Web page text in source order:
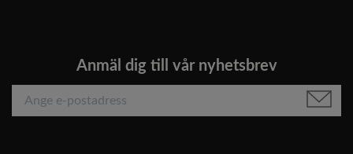
Anmäl dig till vår nyhetsbrev